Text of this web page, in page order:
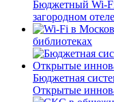
Бюджетный Wi-
загородном отеле
библиотеках
Бюджетная
Открытые